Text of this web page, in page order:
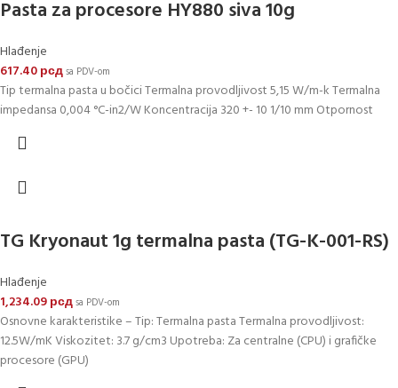
Pasta za procesore HY880 siva 10g
Hlađenje
617.40рсдsa PDV-om
Tip termalna pasta u bočici Termalna provodljivost 5,15 W/m-k Termalna
impedansa 0,004 °C-in2/W Koncentracija 320 +- 10 1/10 mm Otpornost
TG Kryonaut 1g termalna pasta (TG-K-001-RS)
Hlađenje
1,234.09рсдsa PDV-om
Osnovne karakteristike – Tip: Termalna pasta Termalna provodljivost:
12.5W/mK Viskozitet: 3.7 g/cm3 Upotreba: Za centralne (CPU) i grafičke
procesore (GPU)